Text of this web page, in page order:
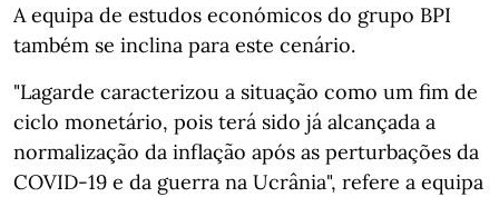
A equipa de estudos económicos do grupo BPI
também se inclina para este cenário.
"Lagarde caracterizou a situação como um fim de
ciclo monetário, pois terá sido já alcançada a
normalização da inflação após as perturbações da
COVID-19 e da guerra na Ucrânia", refere a equipa